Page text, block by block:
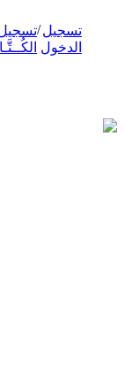
تسجيل
الدخول
/